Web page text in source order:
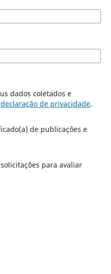
declaração de privacidade.